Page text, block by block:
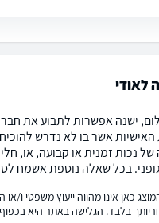
לאודי
ישנה אפשרות לתבוע את
האישיות אשר בו לא נדרש
נכות זמנית או קבועה, או,
בכל שאלה נוספת אשמח
כאן אינו מהווה ייעוץ משפטי ו/
בלבד. הגלישה באתר היא בכפוף